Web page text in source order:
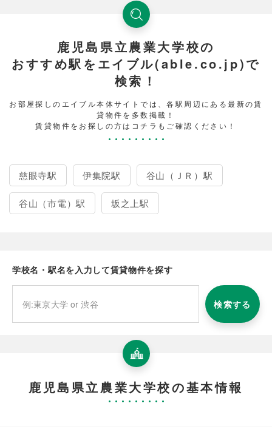
鹿児島県立農業大学校の
おすすめ駅をエイブル(able.co.jp)で
検索！
お部屋探しのエイブル本体サイトでは、各駅周辺にある最新の賃
貸物件を多数掲載！
賃貸物件をお探しの方はコチラもご確認ください！
慈眼寺駅 伊集院駅 谷山（ＪＲ）駅
谷山（市電）駅 坂之上駅
学校名・駅名を入力して賃貸物件を探す
検索する
鹿児島県立農業大学校の基本情報